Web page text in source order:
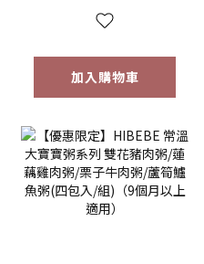
限定】
加入購物車